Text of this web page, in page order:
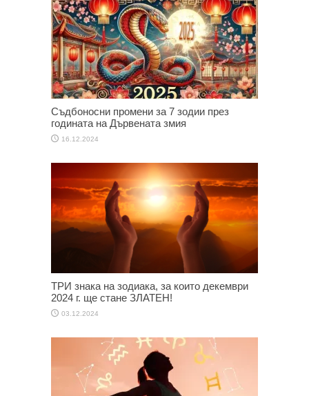
Съдбоносни промени за 7 зодии през
годината на Дървената змия
16.12.2024
ТРИ знака на зодиака, за които декември
2024 г. ще стане ЗЛАТЕН!
03.12.2024